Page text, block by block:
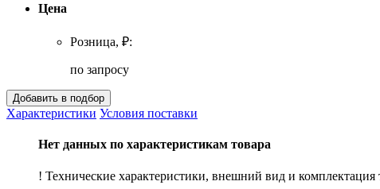
Цена
Розница, ₽:
по запросу
Характеристики Условия поставки
Нет данных по характеристикам товара
! Технические характеристики, внешний вид и